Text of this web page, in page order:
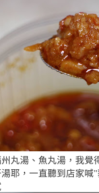
丸湯、魚丸湯，我覺
耶，一直聽到店家喊